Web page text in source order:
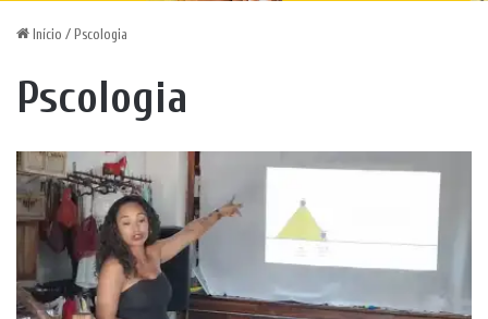
Início / Pscologia
Pscologia